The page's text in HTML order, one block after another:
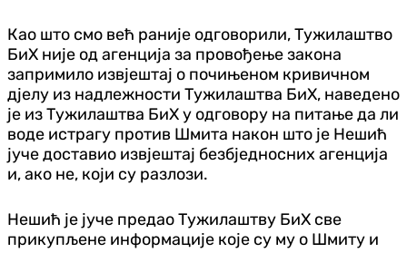
Као што смо већ раније одговорили, Тужилаштво
БиХ није од агенција за провођење закона
запримило извјештај о почињеном кривичном
д‌јелу из надлежности Тужилаштва БиХ, наведено
је из Тужилаштва БиХ у одговору на питање да ли
воде истрагу против Шмита након што је Нешић
јуче доставио извјештај безбједносних агенција
и, ако не, који су разлози.
Нешић је јуче предао Тужилаштву БиХ све
прикупљене информације које су му о Шмиту и